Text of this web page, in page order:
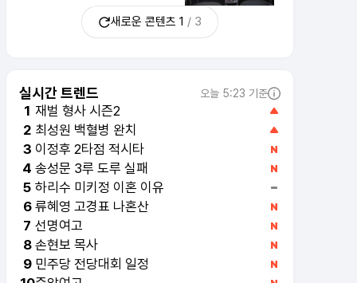
새로운 콘텐츠 1 / 3
실시간 트렌드 오늘 5:23 기준
1 재벌 형사 시즌2
2 최성원 백혈병 완치
3 이정후 2타점 적시타
4 송성문 3루 도루 실패
5 하리수 미키정 이혼 이유
6 류혜영 고경표 나혼산
7 선명여고
8 손현보 목사
9 민주당 전당대회 일정